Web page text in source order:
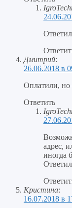
Дмитрий:
26.06.2018 в
Оплатили, но
Ответить
адрес,
иногда
Кристина:
16.07.2018 в